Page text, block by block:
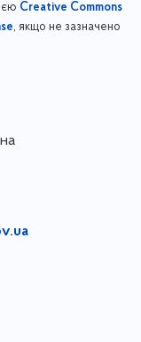
Creative Commons
, якщо не зазначено